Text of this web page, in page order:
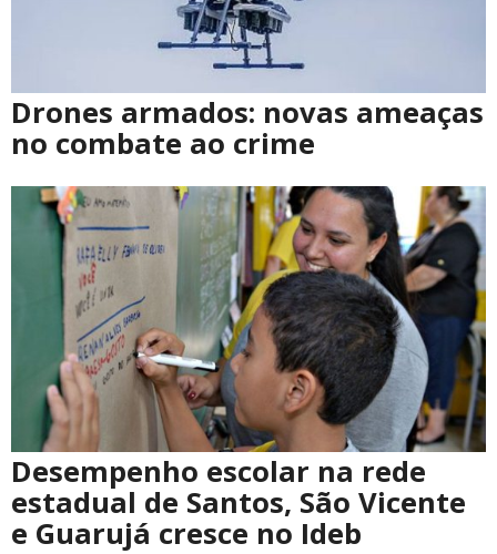
Drones armados: novas ameaças
no combate ao crime
Desempenho escolar na rede
estadual de Santos, São Vicente
e Guarujá cresce no Ideb